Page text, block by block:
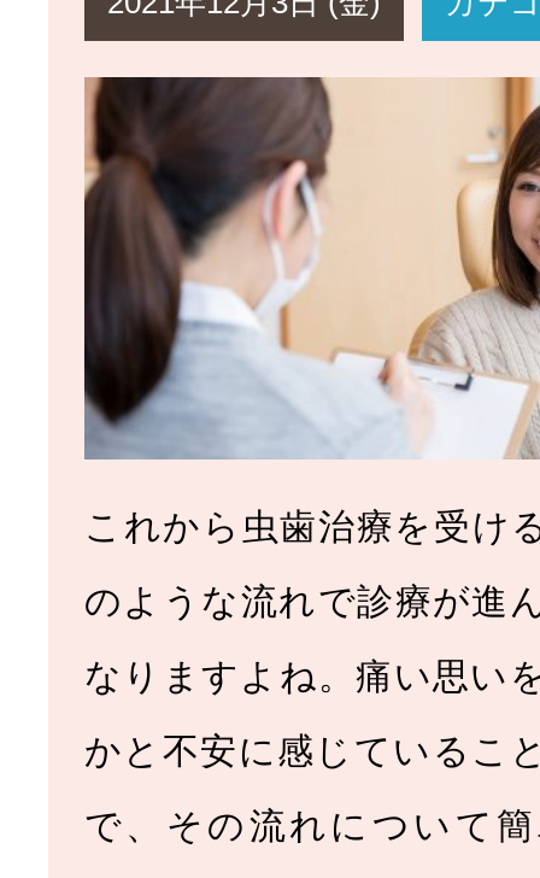
これから虫歯治療を受け
のような流れで診療が進
なりますよね。痛い思い
かと不安に感じているこ
で、その流れについて